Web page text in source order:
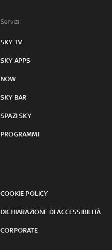
Servizi:
SKY TV
SKY APPS
NOW
SKY BAR
SPAZI SKY
PROGRAMMI
COOKIE POLICY
DICHIARAZIONE DI ACCESSIBILITÀ
CORPORATE